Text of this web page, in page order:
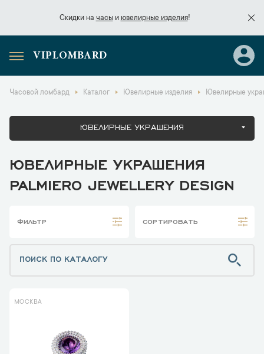
Скидки на часыи ювелирные изделия!
Скидки начасы
VIPLOMBARD
Часовой ломбард Каталог Ювелирные изделия Ювелирные
ЮВЕЛИРНЫЕ УКРАШЕНИЯ
ЮВЕЛИРНЫЕ УКРАШЕНИЯ
PALMIERO JEWELLERY DESIGN
ФИЛЬТР СОРТИРОВАТЬ
МОСКВА